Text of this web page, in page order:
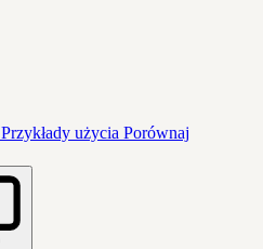
Przykłady użycia Porównaj